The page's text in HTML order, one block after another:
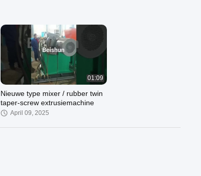
01:09
Nieuwe type mixer / rubber twin
taper-screw extrusiemachine
April 09, 2025